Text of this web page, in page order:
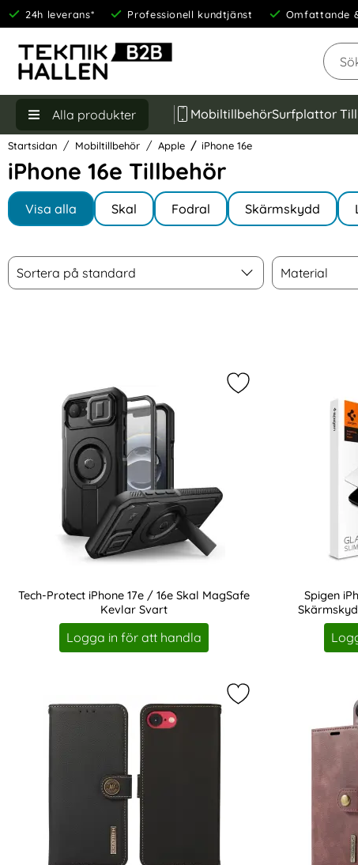
24h leverans* Professionell kundtjänst Omfattande
Sök
Alla produkter MobiltillbehörSurfplattor
Startsidan Mobiltillbehör Apple iPhone 16e
iPhone 16e Tillbehör
Hoppa
produkter
Underkategorier
Visa alla
I iPhone 16e Skal Fodral Skärmskydd
Hoppa
över
Filtrera & sortera
Sortera
Sortera på standard
Material
Material
Tech-Protect iPhone 17e / 16e Skal MagSafe
Kevlar Svart
Art. nr 241523
Logga in för att handla
Markera tech-
Spigen
Art. nr 210934
Markera kHAZNEH